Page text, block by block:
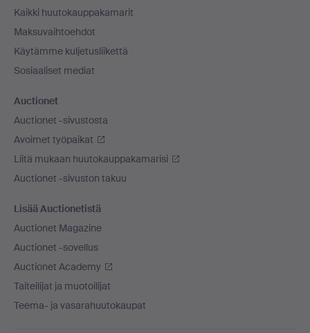
Kaikki huutokauppakamarit
Maksuvaihtoehdot
Käytämme kuljetusliikettä
Sosiaaliset mediat
Auctionet
Auctionet -sivustosta
Avoimet työpaikat
Liitä mukaan huutokauppakamarisi
Auctionet -sivuston takuu
Lisää Auctionetistä
Auctionet Magazine
Auctionet -sovellus
Auctionet Academy
Taiteilijat ja muotoilijat
Teema- ja vasarahuutokaupat